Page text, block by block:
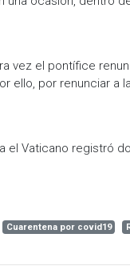
vez el pontífice
ello, por renunciar
el Vaticano registró
Cuarentena por covid19